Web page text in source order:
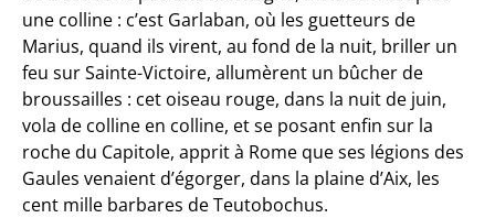
une colline : c’est Garlaban, où les guetteurs de
Marius, quand ils virent, au fond de la nuit, briller un
feu sur Sainte-Victoire, allumèrent un bûcher de
broussailles : cet oiseau rouge, dans la nuit de juin,
vola de colline en colline, et se posant enfin sur la
roche du Capitole, apprit à Rome que ses légions des
Gaules venaient d’égorger, dans la plaine d’Aix, les
cent mille barbares de Teutobochus.